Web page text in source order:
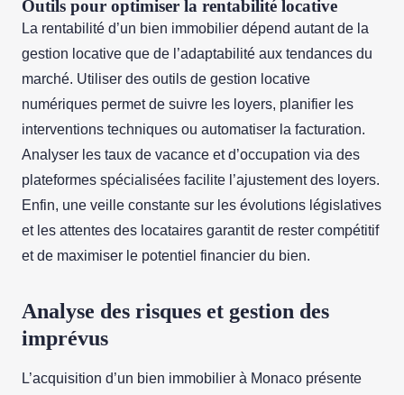
Outils pour optimiser la rentabilité locative
La rentabilité d’un bien immobilier dépend autant de la
gestion locative que de l’adaptabilité aux tendances du
marché. Utiliser des outils de gestion locative
numériques permet de suivre les loyers, planifier les
interventions techniques ou automatiser la facturation.
Analyser les taux de vacance et d’occupation via des
plateformes spécialisées facilite l’ajustement des loyers.
Enfin, une veille constante sur les évolutions législatives
et les attentes des locataires garantit de rester compétitif
et de maximiser le potentiel financier du bien.
Analyse des risques et gestion des
imprévus
L’acquisition d’un bien immobilier à Monaco présente